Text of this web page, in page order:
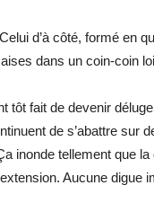
d’à côté, formé en
dans un coin-coin
tôt fait de devenir
de s’abattre sur
inonde tellement que
Aucune digue